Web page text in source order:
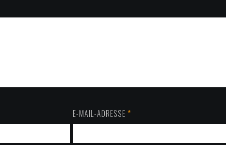
E-MAIL-ADRESSE *